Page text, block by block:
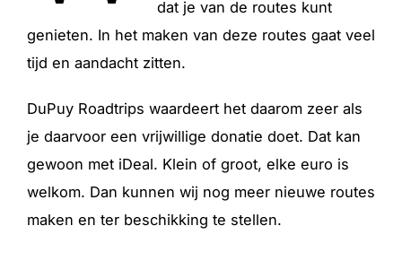
dat je van de routes kunt
genieten. In het maken van deze routes gaat veel
tijd en aandacht zitten.
DuPuy Roadtrips waardeert het daarom zeer als
je daarvoor een vrijwillige donatie doet. Dat kan
gewoon met iDeal. Klein of groot, elke euro is
welkom. Dan kunnen wij nog meer nieuwe routes
maken en ter beschikking te stellen.